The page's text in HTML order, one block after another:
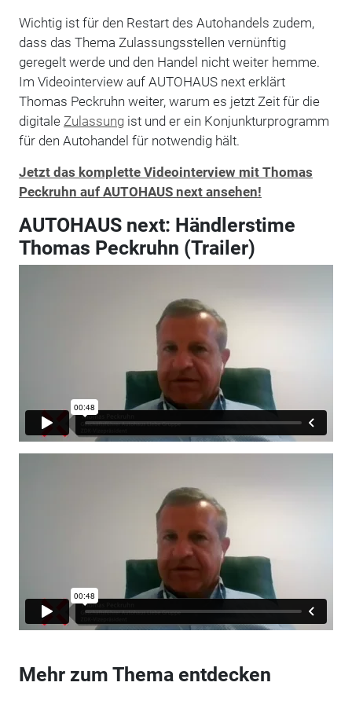
Wichtig ist für den Restart des Autohandels zudem,
dass das Thema Zulassungsstellen vernünftig
geregelt werde und den Handel nicht weiter hemme.
Im Videointerview auf AUTOHAUS next erklärt
Thomas Peckruhn weiter, warum es jetzt Zeit für die
digitale Zulassungist und er ein Konjunkturprogramm
für den Autohandel für notwendig hält.
Jetzt das komplette Videointerview mit Thomas
Peckruhn auf AUTOHAUS next ansehen!
AUTOHAUS next: Händlerstime
Thomas Peckruhn (Trailer)
Mehr zum Thema entdecken